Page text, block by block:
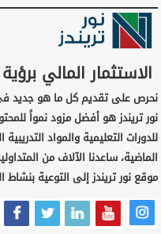
الاستثمار المالي
نحرص على تقديم كل ما هو جديد في
نور تريندز هو أفضل مزود نمواً
للدورات التعليمية والمواد
الماضية، ساعدنا الآلاف من
موقع نور تريندز إلى التوعية